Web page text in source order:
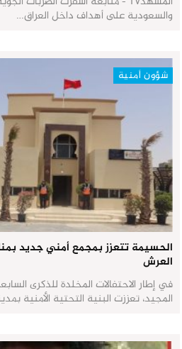
والسعودية على أهداف داخل العراق…
شؤون أمنية
العرش
في إطار الاحتفالات المخلدة للذكرى
المجيد، تعززت البنية التحتية الأمنية